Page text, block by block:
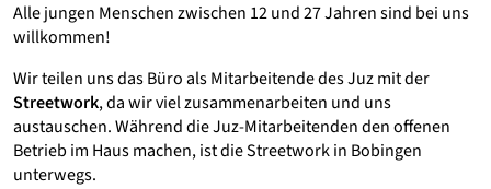
Alle jungen Menschen zwischen 12 und 27 Jahren sind bei uns
willkommen!
Wir teilen uns das Büro als Mitarbeitende des Juz mit der
Streetwork, da wir viel zusammenarbeiten und uns
austauschen. Während die Juz-Mitarbeitenden den offenen
Betrieb im Haus machen, ist die Streetwork in Bobingen
unterwegs.